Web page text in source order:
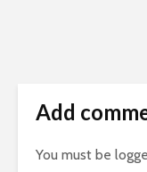
Add
You must be